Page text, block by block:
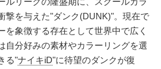
撃を与えた"ダンク(DUNK)"。現在で
を象徴する存在として世界中で広く
自分好みの素材やカラーリングを選
る"ナイキiD"に待望のダンクが復